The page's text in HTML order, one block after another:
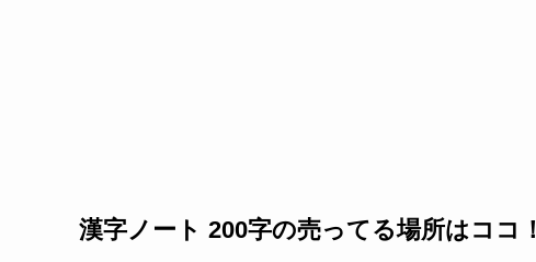
漢字ノート 200字の売ってる場所はココ！